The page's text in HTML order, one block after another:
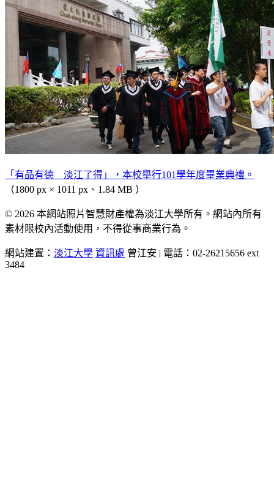
「有品有德 淡江了得」，本校舉行101學年度畢業典禮。
（1800 px × 1011 px、1.84 MB ）
© 2026 本網站照片智慧財產權為淡江大學所有。網站內所有
素材限校內活動使用，不得從事商業行為。
網站建置： 淡江大學 資訊處 曾江安 | 電話：02-26215656 ext
3484